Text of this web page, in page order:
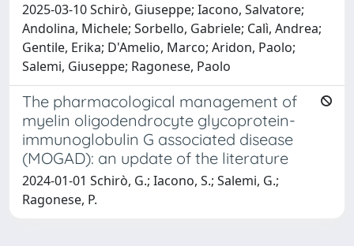
2025-03-10 Schirò, Giuseppe; Iacono, Salvatore;
Andolina, Michele; Sorbello, Gabriele; Calì, Andrea;
Gentile, Erika; D'Amelio, Marco; Aridon, Paolo;
Salemi, Giuseppe; Ragonese, Paolo
The pharmacological management of
myelin oligodendrocyte glycoprotein-
immunoglobulin G associated disease
(MOGAD): an update of the literature
2024-01-01 Schirò, G.; Iacono, S.; Salemi, G.;
Ragonese, P.